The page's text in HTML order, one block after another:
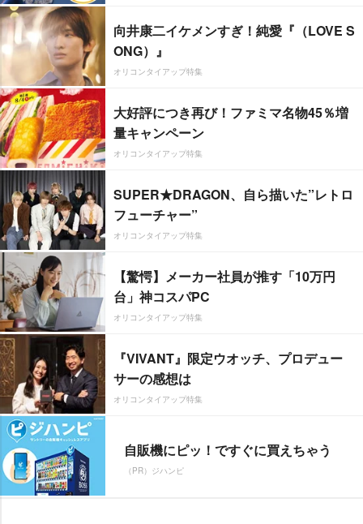
向井康二イケメンすぎ！純愛『（LOVE S
ONG）』
オリコンタイアップ特集
大好評につき再び！ファミマ名物45％増
量キャンペーン
オリコンタイアップ特集
SUPER★DRAGON、自ら描いた”レトロ
フューチャー”
オリコンタイアップ特集
【驚愕】メーカー社員が推す「10万円
台」神コスパPC
オリコンタイアップ特集
『VIVANT』限定ウオッチ、プロデュー
サーの感想は
オリコンタイアップ特集
自販機にピッ！ですぐに買えちゃう
（PR）ジハンピ